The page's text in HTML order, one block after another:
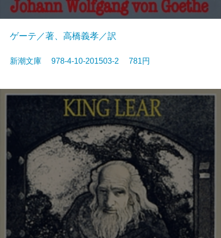
ゲーテ／著、高橋義孝／訳
新潮文庫 978-4-10-201503-2 781円